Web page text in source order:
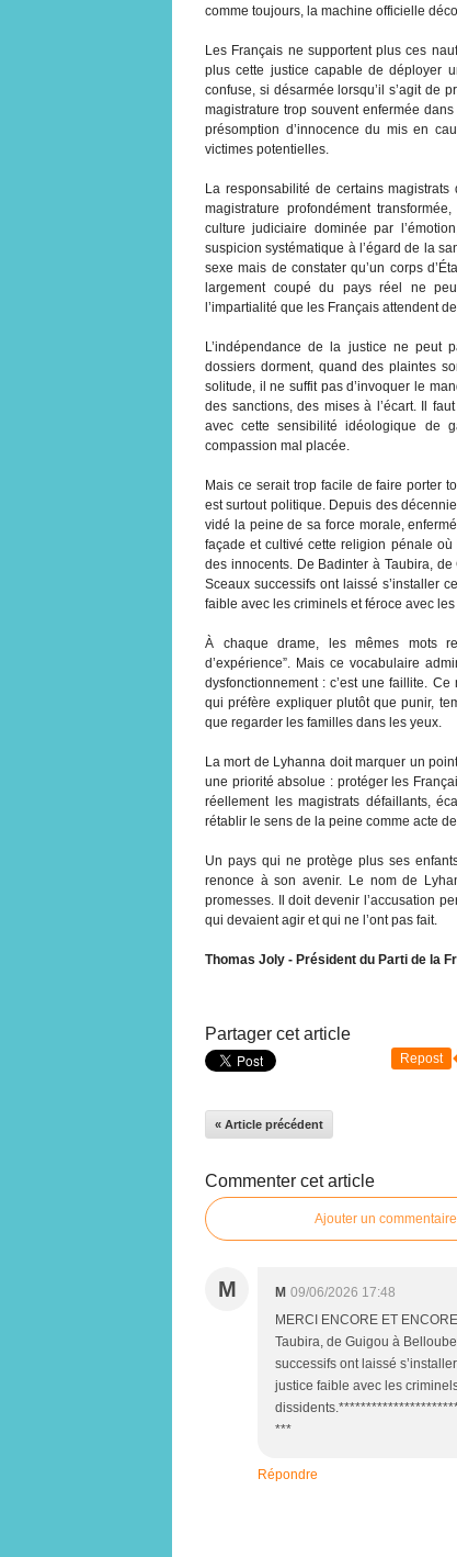
comme toujours, la machine officielle
Les Français ne supportent plus ces
plus cette justice capable de déployer
confuse, si désarmée lorsqu’il s’agit de
magistrature trop souvent enfermée
présomption d’innocence du mis en
victimes potentielles.
La responsabilité de certains
magistrature profondément
culture judiciaire dominée par
suspicion systématique à l’égard de la
sexe mais de constater qu’un corps
largement coupé du pays réel ne
l’impartialité que les Français attendent
L’indépendance de la justice ne peut
dossiers dorment, quand des plaintes
solitude, il ne suffit pas d’invoquer le
des sanctions, des mises à l’écart. Il
avec cette sensibilité idéologique de
compassion mal placée.
Mais ce serait trop facile de faire porter
est surtout politique. Depuis des
vidé la peine de sa force morale,
façade et cultivé cette religion pénale
des innocents. De Badinter à Taubira,
Sceaux successifs ont laissé s’installer
faible avec les criminels et féroce avec
À chaque drame, les mêmes mots
d’expérience”. Mais ce vocabulaire
dysfonctionnement : c’est une faillite. Ce
qui préfère expliquer plutôt que punir,
que regarder les familles dans les yeux.
La mort de Lyhanna doit marquer un
une priorité absolue : protéger les
réellement les magistrats défaillants,
rétablir le sens de la peine comme acte
Un pays qui ne protège plus ses
renonce à son avenir. Le nom de
promesses. Il doit devenir l’accusation
qui devaient agir et qui ne l’ont pas fait.
Thomas Joly - Président du Parti de la
Partager cet article
Repost
« Article précédent
Commenter cet article
Ajouter un commentaire
M M 09/06/2026 17:48
MERCI ENCORE ET
Taubira, de Guigou à
successifs ont laissé
justice faible avec les
***
Répondre